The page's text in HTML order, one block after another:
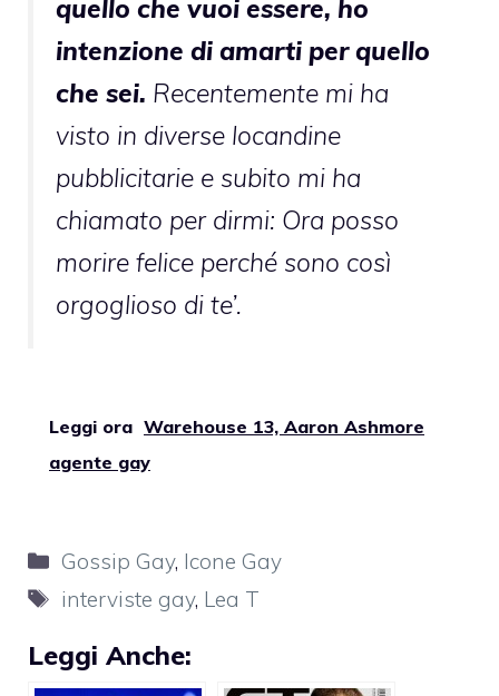
quello che vuoi essere, ho
intenzione di amarti per quello
che sei. Recentemente mi ha
visto in diverse locandine
pubblicitarie e subito mi ha
chiamato per dirmi: Ora posso
morire felice perché sono così
orgoglioso di te’.
Leggi ora Warehouse 13, Aaron Ashmore
agente gay
Categorie
Gossip Gay, Icone Gay
Tag
interviste gay, Lea T
Leggi Anche: